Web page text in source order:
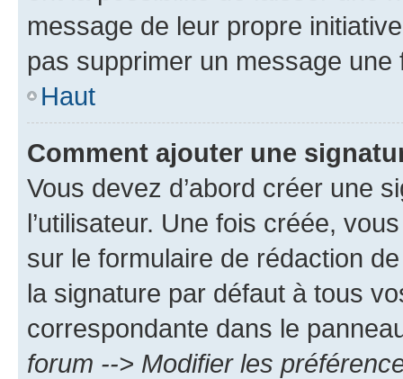
message de leur propre
pas supprimer un message une
Haut
Comment ajouter une
Vous devez d’abord créer une
l’utilisateur. Une fois créée,
sur le formulaire de rédaction
la signature par défaut à tous
correspondante dans le
forum --> Modifier les